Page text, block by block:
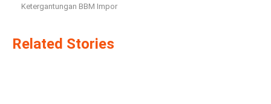
Ketergantungan BBM Impor
Related Stories